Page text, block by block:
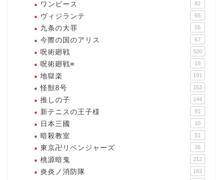
ワンピース 82
ヴィジランテ 65
九条の大罪 55
今際の国のアリス 67
呪術廻戦 520
呪術廻戦≡ 19
地獄楽 191
怪獣8号 153
推しの子 144
新テニスの王子様 91
日本三國 10
暗殺教室 51
東京卍リベンジャーズ 26
桃源暗鬼 212
炎炎ノ消防隊 183